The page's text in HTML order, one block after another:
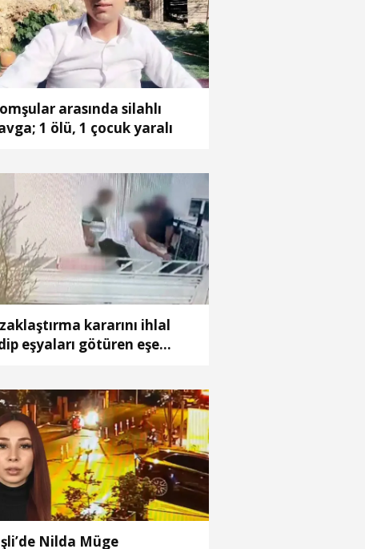
arasında silahlı
1 ölü, 1 çocuk yaralı
kararını ihlal
eşyaları götüren eşe
Nilda Müge